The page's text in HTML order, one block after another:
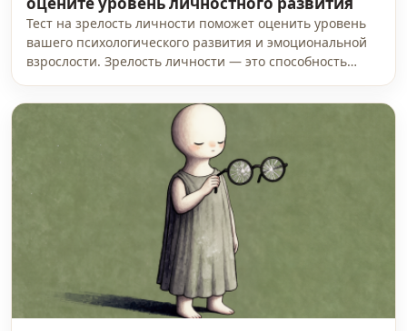
Тест на зрелость личности поможет оценить уровень
вашего психологического развития и эмоциональной
взрослости. Зрелость личности — это способность…